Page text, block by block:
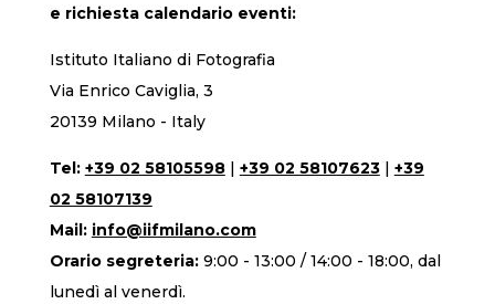
e richiesta calendario eventi:
Istituto Italiano di Fotografia
Via Enrico Caviglia, 3
20139 Milano - Italy
Tel: +39 02 58105598| +39 02 58107623| +39
02 58107139
Mail: info@iifmilano.com
Orario segreteria: 9:00 - 13:00 / 14:00 - 18:00, dal
lunedì al venerdì.